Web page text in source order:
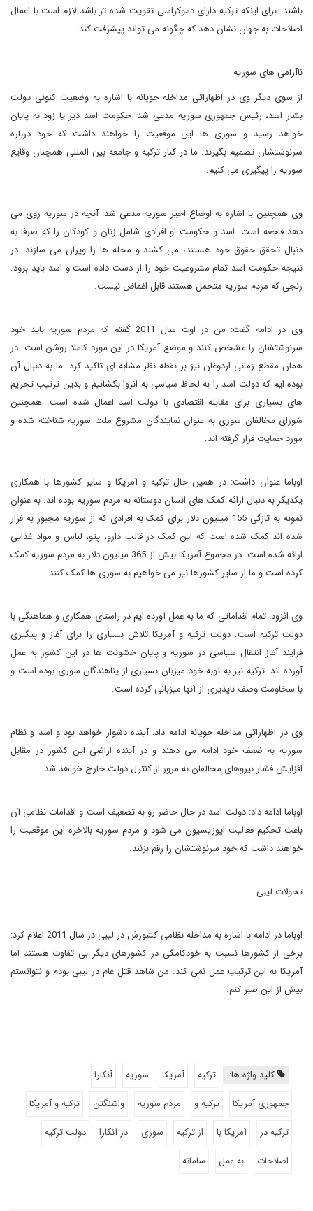
باشند. برای اینکه ترکیه دارای دموکراسی تقویت شده تر باشد لازم است با اعمال
اصلاحات به جهان نشان دهد که چگونه می تواند پیشرفت کند.
ناآرامی های سوریه
از سوی دیگر وی در اظهاراتی مداخله جویانه با اشاره به وضعیت کنونی دولت
بشار اسد، رئیس جمهوری سوریه مدعی شد: حکومت اسد دیر یا زود به پایان
خواهد رسید و سوری ها این موقعیت را خواهند داشت که خود درباره
سرنوشتشان تصمیم بگیرند. ما در کنار ترکیه و جامعه بین المللی همچنان وقایع
سوریه را پیگیری می کنیم.
وی همچنین با اشاره به اوضاع اخیر سوریه مدعی شد: آنچه در سوریه روی می
دهد فاجعه است. اسد و حکومت او افرادی شامل زنان و کودکان را که صرفا به
دنبال تحقق حقوق خود هستند، می کشند و محله ها را ویران می سازند. در
نتیجه حکومت اسد تمام مشروعیت خود را از دست داده است و اسد باید برود.
رنجی که مردم سوریه متحمل هستند قابل اغماض نیست.
وی در ادامه گفت: من در اوت سال 2011 گفتم که مردم سوریه باید خود
سرنوشتشان را مشخص کنند و موضع آمریکا در این مورد کاملا روشن است. در
همان مقطع زمانی اردوغان نیز بر نقطه نظر مشابه ای تاکید کرد. ما به دنبال آن
بوده ایم که دولت اسد را به لحاظ سیاسی به انزوا بکشانیم و بدین ترتیب تحریم
های بسیاری برای مقابله اقتصادی با دولت اسد اعمال شده است. همچنین
شورای مخالفان سوری به عنوان نمایندگان مشروع ملت سوریه شناخته شده و
مورد حمایت قرار گرفته اند.
اوباما عنوان داشت: در همین حال ترکیه و آمریکا و سایر کشورها با همکاری
یکدیگر به دنبال ارائه کمک های انسان دوستانه به مردم سوریه بوده اند. به عنوان
نمونه به تازگی 155 میلیون دلار برای کمک به افرادی که از سوریه مجبور به فرار
شده اند کمک شده است که این کمک در قالب دارو، پتو، لباس و مواد غذایی
ارائه شده است. در مجموع آمریکا بیش از 365 میلیون دلار به مردم سوریه کمک
کرده است و ما از سایر کشورها نیز می خواهیم به سوری ها کمک کنند.
وی افزود: تمام اقداماتی که ما به عمل آورده ایم در راستای همکاری و هماهنگی با
دولت ترکیه است. دولت ترکیه و آمریکا تلاش بسیاری را برای آغاز و پیگیری
فرایند آغاز انتقال سیاسی در سوریه و پایان خشونت ها در این کشور به عمل
آورده اند. ترکیه نیز به نوبه خود میزبان بسیاری از پناهندگان سوری بوده است و
با سخاومت وصف ناپذیری از آنها میزبانی کرده است.
وی در اظهاراتی مداخله جویانه ادامه داد: آینده دشوار خواهد بود و اسد و نظام
سوریه به ضعف خود ادامه می دهند و در آینده اراضی این کشور در مقابل
افزایش فشار نیروهای مخالفان به مرور از کنترل دولت خارج خواهد شد.
اوباما ادامه داد: دولت اسد در حال حاضر رو به تضعیف است و اقدامات نظامی آن
باعث تحکیم فعالیت اپوزیسیون می شود و مردم سوریه بالاخره این موقعیت را
خواهند داشت که خود سرنوشتشان را رقم بزنند.
تحولات لیبی
اوباما در ادامه با اشاره به مداخله نظامی کشورش در لیبی در سال 2011 اعلام کرد:
برخی از کشورها نسبت به خودکامگی در کشورهای دیگر بی تفاوت هستند اما
آمریکا به این ترتیب عمل نمی کند. من شاهد قتل عام در لیبی بودم و نتوانستم
بیش از این صبر کنم.
کلید واژه ها: ترکیه آمریکا سوریه
آنکارا
جمهوری آمریکا
ترکیه و مردم سوریه واشنگتن
ترکیه و آمریکا
ترکیه در
آمریکا با از ترکیه سوری در آنکارا
دولت ترکیه
اصلاحات
به عمل سامانه